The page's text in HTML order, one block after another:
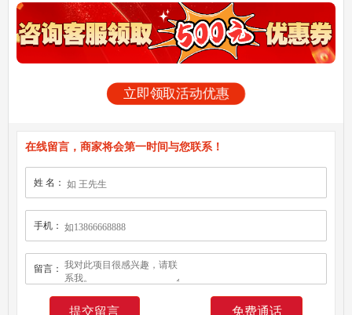
立即领取活动优惠
在线留言，商家将会第一时间与您联系！
姓 名：
手机：
留言：
免费通话